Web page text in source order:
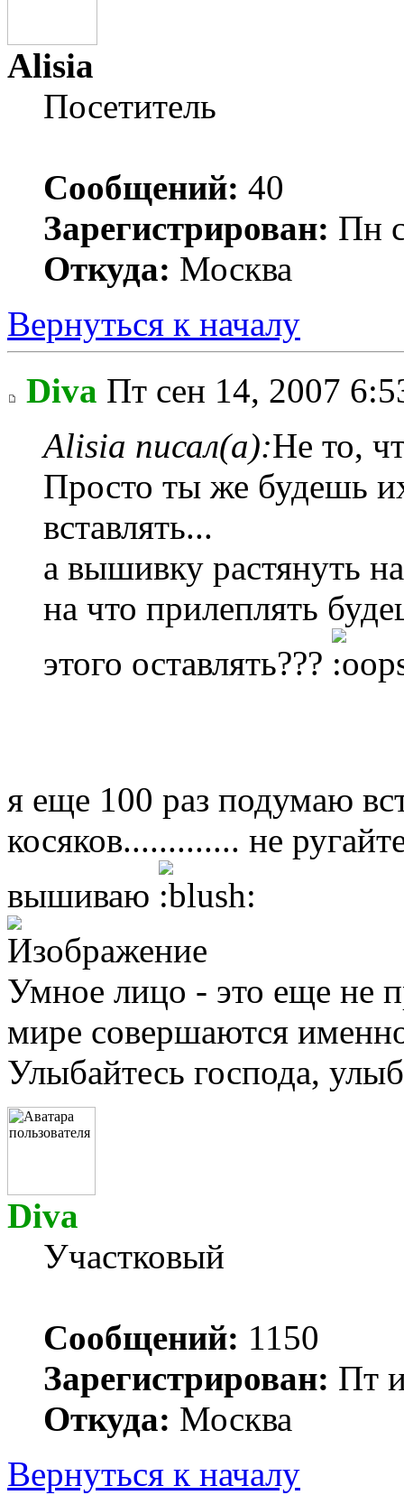
Alisia
Посетитель
Сообщений: 40
Зарегистрирован: Пн
Откуда: Москва
Вернуться к началу
Diva Пт сен 14, 2007
Alisia писал(а):Не то,
Просто ты же будешь
вставлять...
а вышивку растянуть
на что прилеплять
этого оставлять???
я еще 100 раз подумаю
косяков............. не
вышиваю
Умное лицо - это еще не
мире совершаются
Улыбайтесь господа,
Diva
Участковый
Сообщений: 1150
Зарегистрирован: Пт
Откуда: Москва
Вернуться к началу